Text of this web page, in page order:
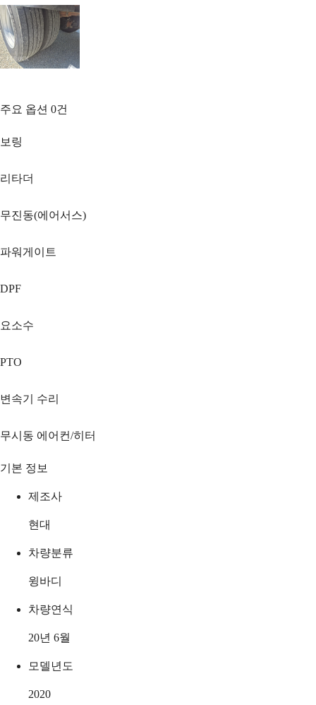
주요 옵션 0건
보링
리타더
무진동(에어서스)
파워게이트
DPF
요소수
PTO
변속기 수리
무시동 에어컨/히터
기본 정보
제조사
현대
차량분류
윙바디
차량연식
20년 6월
모델년도
2020